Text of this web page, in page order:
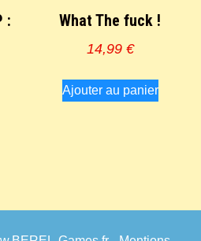
:
What The fuck !
14,99 €
Ajouter au panier